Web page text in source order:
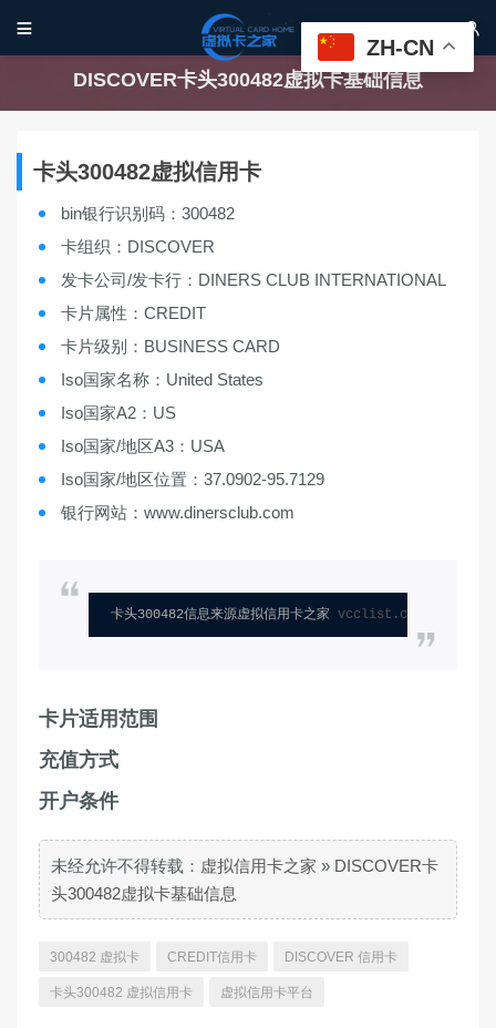
 
DISCOVER卡头300482虚拟卡基础信息
卡头300482虚拟信用卡
bin银行识别码：300482
卡组织：DISCOVER
发卡公司/发卡行：DINERS CLUB INTERNATIONAL
卡片属性：CREDIT
卡片级别：BUSINESS CARD
Iso国家名称：United States
Iso国家A2：US
Iso国家/地区A3：USA
Iso国家/地区位置：37.0902-95.7129
银行网站：www.dinersclub.com
卡头300482信息来源虚拟信用卡之家 vcclist.com
卡片适用范围
充值方式
开户条件
未经允许不得转载： 虚拟信用卡之家 » DISCOVER卡
头300482虚拟卡基础信息
300482 虚拟卡 CREDIT信用卡 DISCOVER 信用卡
卡头300482 虚拟信用卡 虚拟信用卡平台
ZH-CN